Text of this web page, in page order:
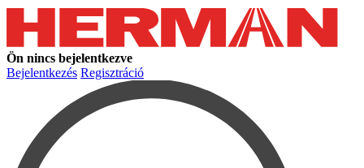
Ön nincs bejelentkezve
Bejelentkezés Regisztráció